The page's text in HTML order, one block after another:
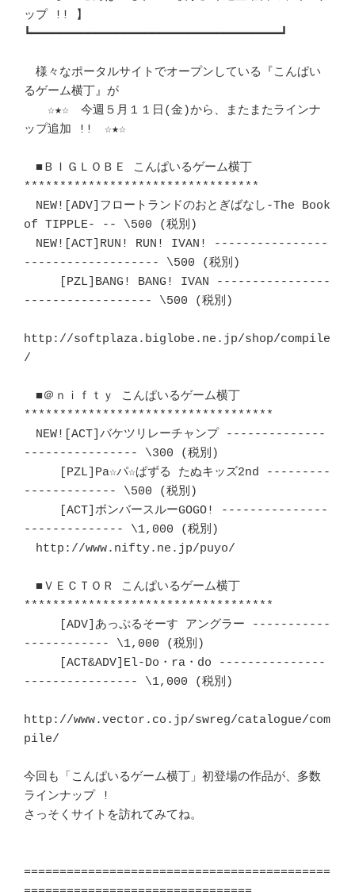
ップ !! 】
┗━━━━━━━━━━━━━━━━━━━━━━━━━━━━━━━━━━━┛
様々なポータルサイトでオープンしている『こんぱい
るゲーム横丁』が
☆★☆　今週５月１１日(金)から、またまたラインナ
ップ追加 !!　☆★☆
■ＢＩＧＬＯＢＥ こんぱいるゲーム横丁
*********************************
NEW![ADV]フロートランドのおとぎばなし-The Book
of TIPPLE- -- \500 (税別)
NEW![ACT]RUN! RUN! IVAN! ----------------
------------------- \500 (税別)
[PZL]BANG! BANG! IVAN ----------------
------------------ \500 (税別)
http://softplaza.biglobe.ne.jp/shop/compile
/
■＠ｎｉｆｔｙ こんぱいるゲーム横丁
***********************************
NEW![ACT]バケツリレーチャンプ --------------
---------------- \300 (税別)
[PZL]Pa☆パ☆ぱずる たぬキッズ2nd ---------
------------- \500 (税別)
[ACT]ボンバースルーGOGO! ---------------
-------------- \1,000 (税別)
http://www.nifty.ne.jp/puyo/
■ＶＥＣＴＯＲ こんぱいるゲーム横丁
***********************************
[ADV]あっぷるそーす アングラー -----------
------------ \1,000 (税別)
[ACT&ADV]El-Do・ra・do ---------------
---------------- \1,000 (税別)
http://www.vector.co.jp/swreg/catalogue/com
pile/
今回も「こんぱいるゲーム横丁」初登場の作品が、多数
ラインナップ !
さっそくサイトを訪れてみてね。
===========================================